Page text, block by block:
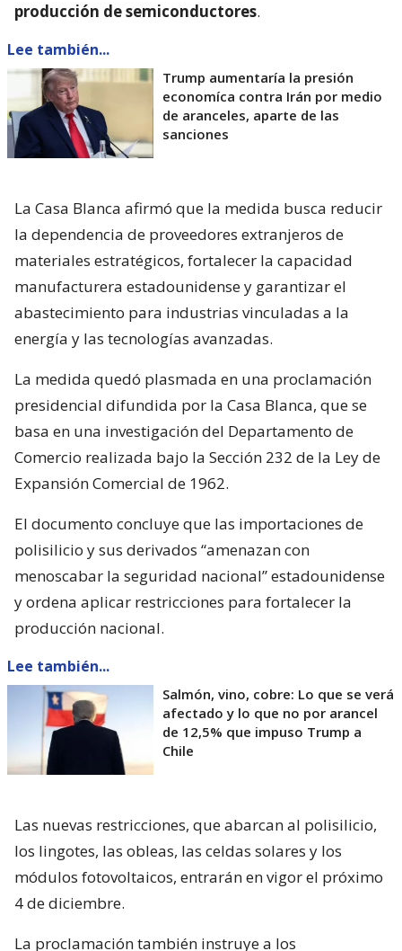
producción de semiconductores.
Lee también...
Trump aumentaría la presión
economíca contra Irán por medio
de aranceles, aparte de las
sanciones
La Casa Blanca afirmó que la medida busca reducir
la dependencia de proveedores extranjeros de
materiales estratégicos, fortalecer la capacidad
manufacturera estadounidense y garantizar el
abastecimiento para industrias vinculadas a la
energía y las tecnologías avanzadas.
La medida quedó plasmada en una proclamación
presidencial difundida por la Casa Blanca, que se
basa en una investigación del Departamento de
Comercio realizada bajo la Sección 232 de la Ley de
Expansión Comercial de 1962.
El documento concluye que las importaciones de
polisilicio y sus derivados “amenazan con
menoscabar la seguridad nacional” estadounidense
y ordena aplicar restricciones para fortalecer la
producción nacional.
Lee también...
Salmón, vino, cobre: Lo que se verá
afectado y lo que no por arancel
de 12,5% que impuso Trump a
Chile
Las nuevas restricciones, que abarcan al polisilicio,
los lingotes, las obleas, las celdas solares y los
módulos fotovoltaicos, entrarán en vigor el próximo
4 de diciembre.
La proclamación también instruye a los